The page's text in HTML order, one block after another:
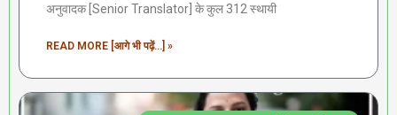
अनुवादक [Senior Translator] के कुल 312 स्थायी
READ MORE [आगे भी पढ़ें...] »